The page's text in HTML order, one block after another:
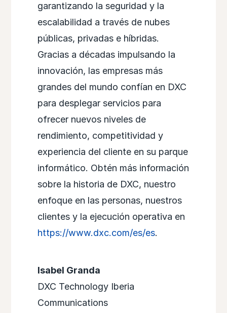
garantizando la seguridad y la
escalabilidad a través de nubes
públicas, privadas e híbridas.
Gracias a décadas impulsando la
innovación, las empresas más
grandes del mundo confían en DXC
para desplegar servicios para
ofrecer nuevos niveles de
rendimiento, competitividad y
experiencia del cliente en su parque
informático. Obtén más información
sobre la historia de DXC, nuestro
enfoque en las personas, nuestros
clientes y la ejecución operativa en
https://www.dxc.com/es/es.
Isabel Granda
DXC Technology Iberia
Communications